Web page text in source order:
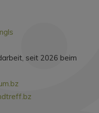
seit 2026 beim